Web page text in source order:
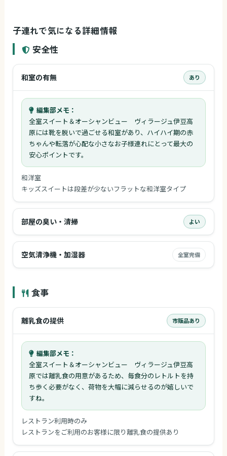
子連れで気になる詳細情報
安全性
和室の有無 あり
編集部メモ：
全室スイート＆オーシャンビュー ヴィラージュ伊豆高
原には靴を脱いで過ごせる和室があり、ハイハイ期の赤
ちゃんや転落が心配な小さなお子様連れにとって最大の
安心ポイントです。
和洋室
キッズスイートは段差が少ないフラットな和洋室タイプ
部屋の臭い・清掃 よい
空気清浄機・加湿器 全室完備
食事
離乳食の提供 市販品あり
編集部メモ：
全室スイート＆オーシャンビュー ヴィラージュ伊豆高
原では離乳食の用意があるため、毎食分のレトルトを持
ち歩く必要がなく、荷物を大幅に減らせるのが嬉しいで
すね。
レストラン利用時のみ
レストランをご利用のお客様に限り離乳食の提供あり